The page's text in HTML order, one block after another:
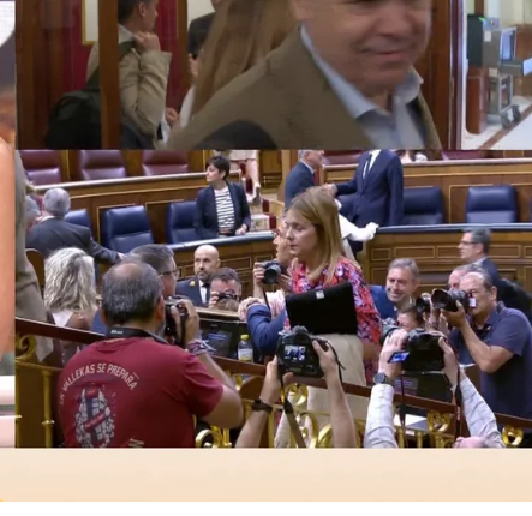
WhatsappFacebook
X
de sus momentos más delicados tras
de la Guardia Civil que ha puesto en el
aSantos Cerdán, hasta ahora secretario
Según la UCO, Cerdán habría
gestionado el cobro de comisiones
llamado"caso Koldo", en el que
José Luis Ábalos.